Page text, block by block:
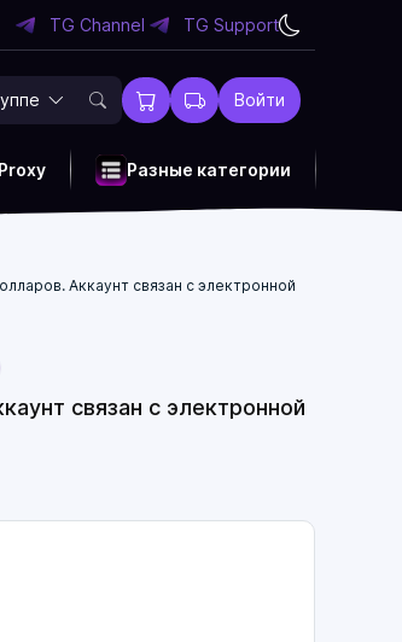
TG Channel TG Support
Войти
Разные категории
Аккаунт связан с электронной
связан с электронной